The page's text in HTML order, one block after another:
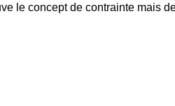
le concept de contrainte mais